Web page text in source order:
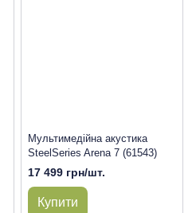
Мультимедійна акустика
SteelSeries Arena 7 (61543)
17 499 грн/шт.
Купити